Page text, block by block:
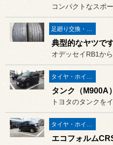
典型的なヤツです
オデッセイRB1か
エコフォルム